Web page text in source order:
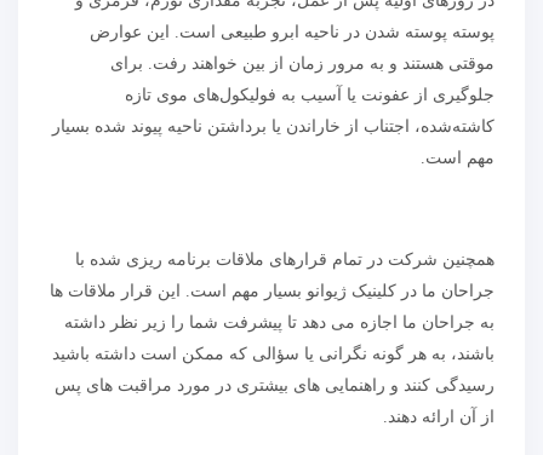
پوسته پوسته شدن در ناحیه ابرو طبیعی است. این عوارض
موقتی هستند و به مرور زمان از بین خواهند رفت. برای
جلوگیری از عفونت یا آسیب به فولیکول‌های موی تازه
کاشته‌شده، اجتناب از خاراندن یا برداشتن ناحیه پیوند شده بسیار
مهم است.
همچنین شرکت در تمام قرارهای ملاقات برنامه ریزی شده با
جراحان ما در کلینیک ژیوانو بسیار مهم است. این قرار ملاقات ها
به جراحان ما اجازه می دهد تا پیشرفت شما را زیر نظر داشته
باشند، به هر گونه نگرانی یا سؤالی که ممکن است داشته باشید
رسیدگی کنند و راهنمایی های بیشتری در مورد مراقبت های پس
از آن ارائه دهند.